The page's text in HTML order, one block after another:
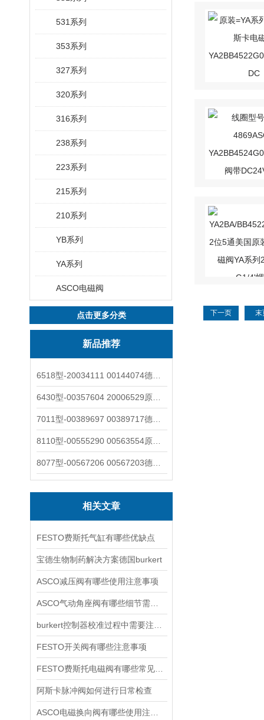
531系列
353系列
327系列
320系列
316系列
238系列
223系列
215系列
210系列
YB系列
YA系列
ASCO电磁阀
点击更多分类
新品推荐
相关文章
FESTO费斯托气缸有哪些优缺点
宝德生物制药解决方案德国burkert
ASCO减压阀有哪些使用注意事项
FESTO开关阀有哪些注意事项
阿斯卡脉冲阀如何进行日常检查
下一页 末